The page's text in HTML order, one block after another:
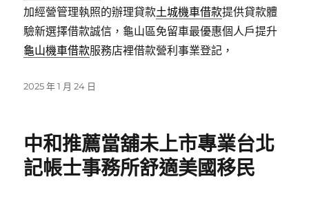
加經營管理執照的辦理貸款土城機車借款提供貸款體
驗新選擇借款誠信，龜山區免留車最優惠個人戶提升
龜山機車借款服務店裡借款營利事業登記，
發
2025 年 1 月 24 日
中和推薦當舖未上市專業台北
記帳士事務所舒適美國移民